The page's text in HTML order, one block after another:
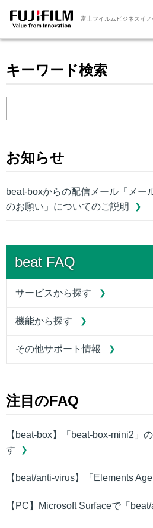
富士フイルムビジネスイノ
キーワード検索
お知らせ
beat-boxからの配信メール「メー
のお願い」についてのご説明
beat FAQ
サービスから探す
機能から探す
その他サポート情報
注目のFAQ
【beat-box】「beat-box-mini2」
す
【beat/anti-virus】「Elements
【PC】Microsoft Surfaceで「